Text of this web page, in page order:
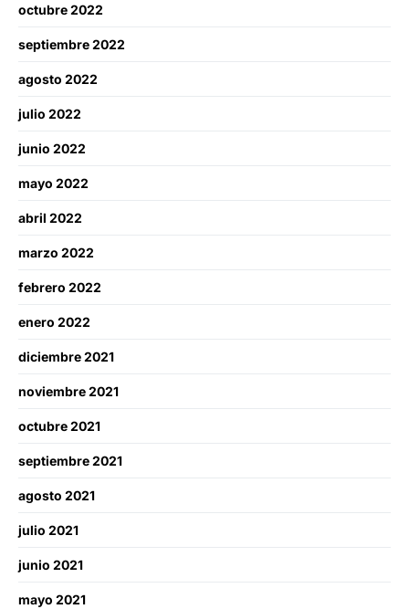
octubre 2022
septiembre 2022
agosto 2022
julio 2022
junio 2022
mayo 2022
abril 2022
marzo 2022
febrero 2022
enero 2022
diciembre 2021
noviembre 2021
octubre 2021
septiembre 2021
agosto 2021
julio 2021
junio 2021
mayo 2021